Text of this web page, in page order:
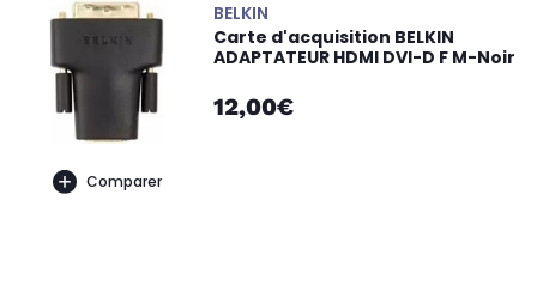
Comparer
BELKIN
Carte d'acquisition BELKIN
ADAPTATEUR HDMI DVI-D F M-Noir
12,00€